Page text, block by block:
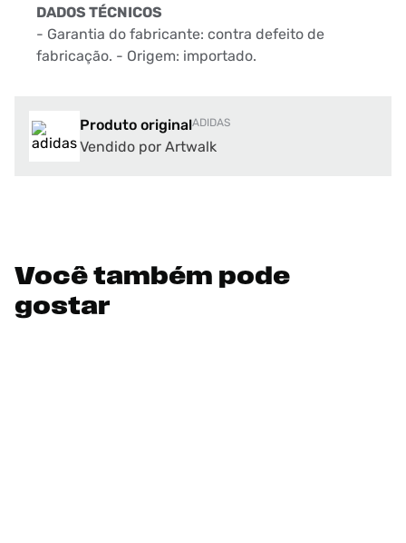
DADOS TÉCNICOS
- Garantia do fabricante: contra defeito de
fabricação. - Origem: importado.
Produto originalADIDAS
Vendido por Artwalk
Você também pode
gostar